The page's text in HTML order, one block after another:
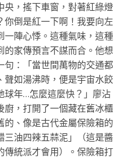
央，搖下車窗，對著紅綠燈
你倒是紅一下啊！我要向左
一陣心悸。這種氣味，這種
的家傳預言不謀而合。他想
句：「當世間萬物的交通都
如湯沸時，便是宇宙水餃
球年…怎麼這麼快？」廖沾
廚，打開了一個藏在舊冰櫃
、像是古代金屬保險箱的
三油四辣五蒜泥」（這是醬
傳統派才會用）。保險箱打